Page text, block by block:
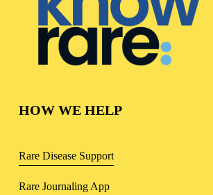
HOW WE HELP
Rare Disease Support
Rare Journaling App